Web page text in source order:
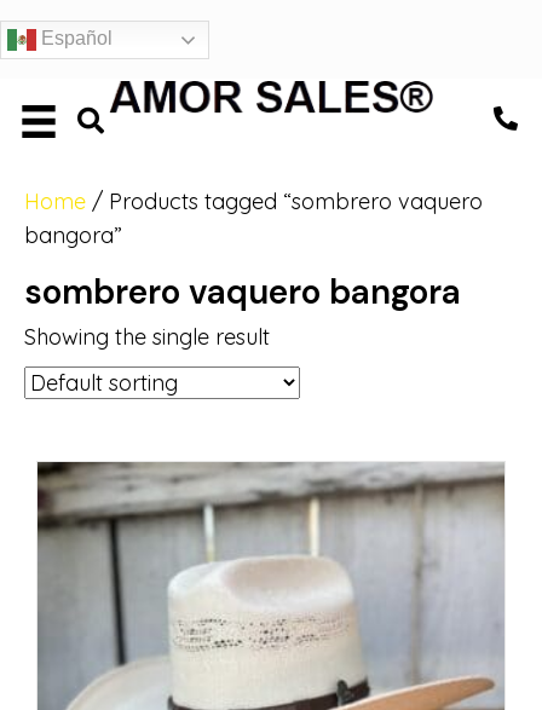
Español
Home / Products tagged “sombrero vaquero
bangora”
sombrero vaquero bangora
Showing the single result